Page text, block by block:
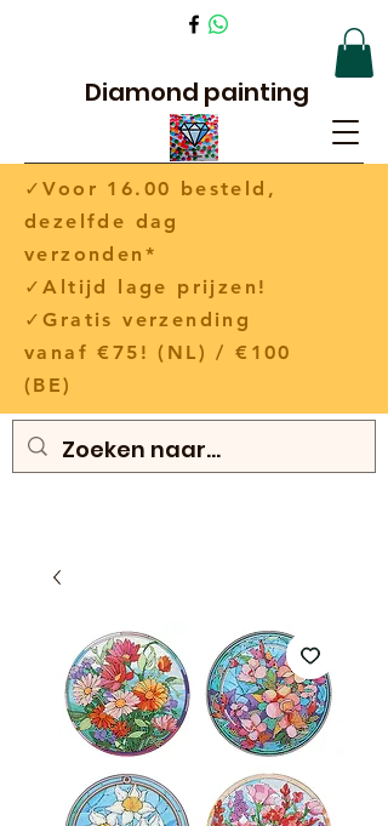
Diamond painting
✓Voor 16.00 besteld,
dezelfde dag
verzonden*
✓Altijd lage prijzen!
✓Gratis verzending
vanaf €75! (NL) / €100
(BE)